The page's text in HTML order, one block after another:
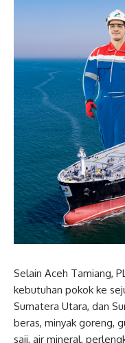
Selain Aceh Tamiang,
kebutuhan pokok ke
Sumatera Utara, dan
beras, minyak goreng,
saji, air mineral,